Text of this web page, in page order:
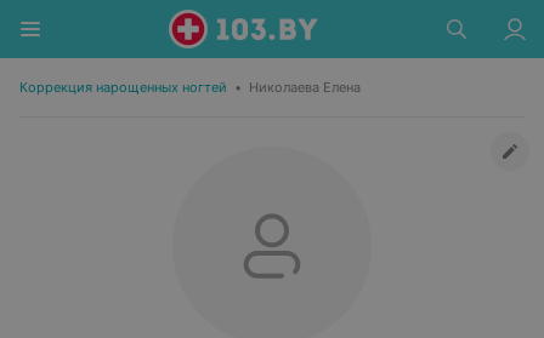
Коррекция нарощенных ногтей • Николаева Елена